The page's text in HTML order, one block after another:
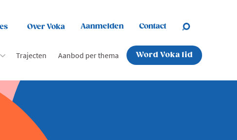
Over Voka Aanmelden Contact
Trajecten Aanbod per thema Word Voka lid